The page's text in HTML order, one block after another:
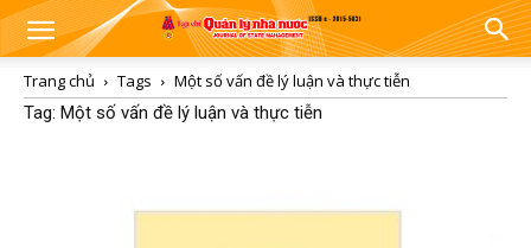
Trang chủ Tags
Một số vấn đề lý luận và thực tiễn
Tag: Một số vấn đề lý luận và thực tiễn